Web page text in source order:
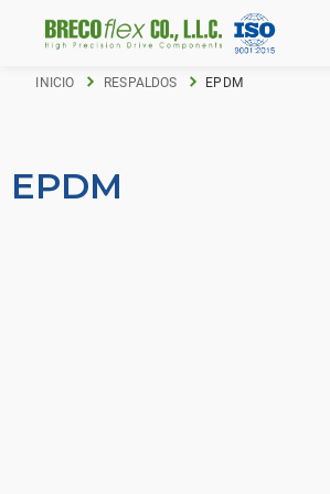
INICIO RESPALDOS EPDM
EPDM